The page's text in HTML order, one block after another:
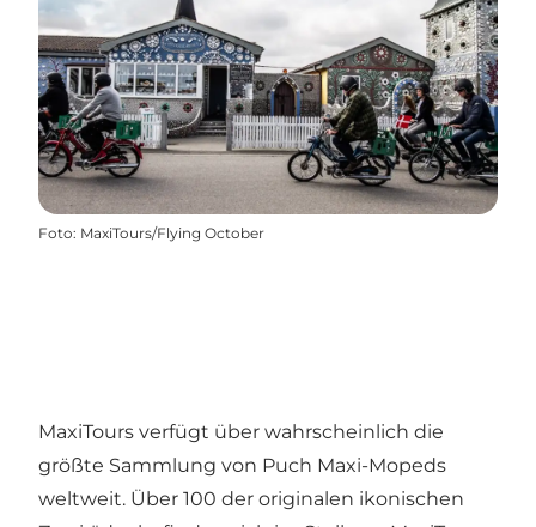
Foto: MaxiTours/Flying October
MaxiTours verfügt über wahrscheinlich die
größte Sammlung von Puch Maxi-Mopeds
weltweit. Über 100 der originalen ikonischen